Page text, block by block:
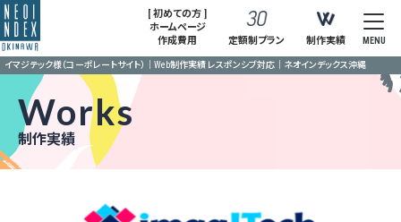
[ 初めての方 ]
ホームページ
作成費用
定額制プラン 制作実績 MENU
イマジテック様（コーポレートサイト）｜Web制作実績 レスポンシブ対応｜ネオインデックス沖縄
Works
制作実績